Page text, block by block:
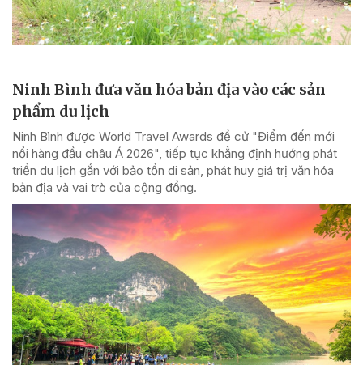
Ninh Bình đưa văn hóa bản địa vào các sản
phẩm du lịch
Ninh Bình được World Travel Awards đề cử "Điểm đến mới
nổi hàng đầu châu Á 2026", tiếp tục khẳng định hướng phát
triển du lịch gắn với bảo tồn di sản, phát huy giá trị văn hóa
bản địa và vai trò của cộng đồng.